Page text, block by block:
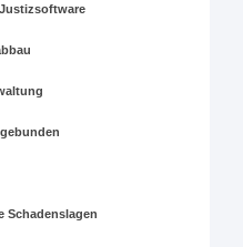
Schadenslagen